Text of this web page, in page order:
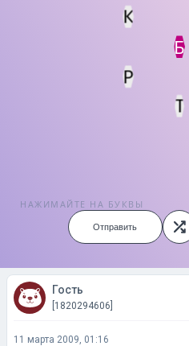
Мин. кол-во очков
Б
К
Р
Т
НАЖИМАЙТЕ НА БУКВЫ
Отправить
Гость
[1820294606]
11 марта 2009, 01:16